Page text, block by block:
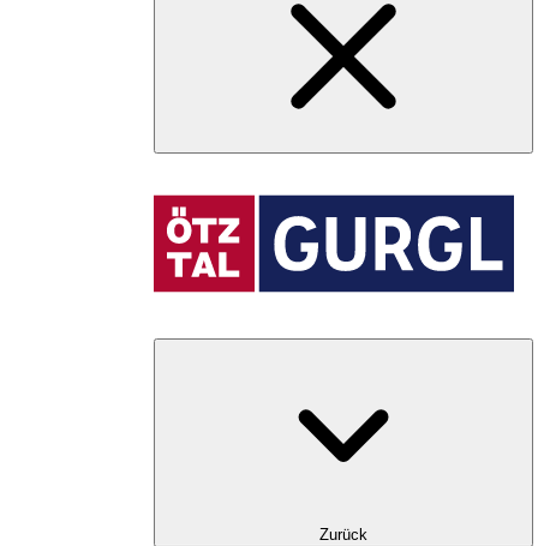
Zurück